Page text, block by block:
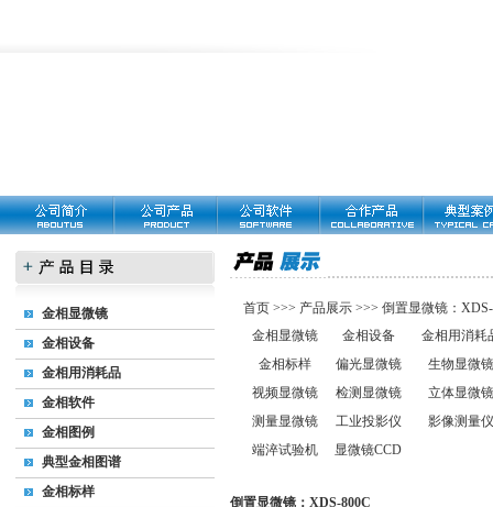
金相显微镜
金相设备
金相用消耗品
金相软件
金相图例
典型金相图谱
金相标样
首页 >>> 产品展示 >>> 倒置显微镜：
金相显微镜
金相设备
金相用消耗
金相标样
偏光显微镜
生物显微镜
视频显微镜
检测显微镜
立体显微镜
测量显微镜
工业投影仪
影像测量仪
端淬试验机
显微镜CCD
倒置显微镜：XDS-800C